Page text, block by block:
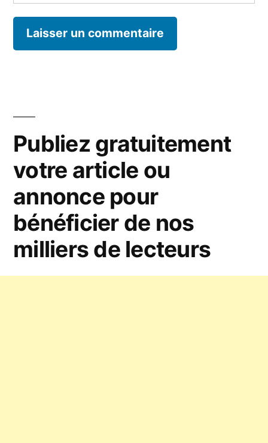
Publiez gratuitement
votre article ou
annonce pour
bénéficier de nos
milliers de lecteurs